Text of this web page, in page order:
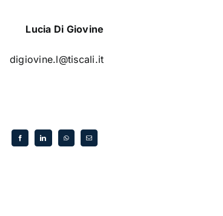
Lucia Di Giovine
digiovine.l@tiscali.it